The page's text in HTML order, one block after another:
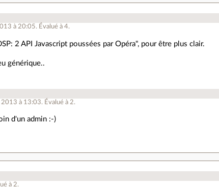
à 20:05. Évalué à4.
2 API Javascript poussées par Opéra", pour être plus clair.
générique..
2013 à 13:03. Évalué à 2.
d'un admin :-)
à 2.